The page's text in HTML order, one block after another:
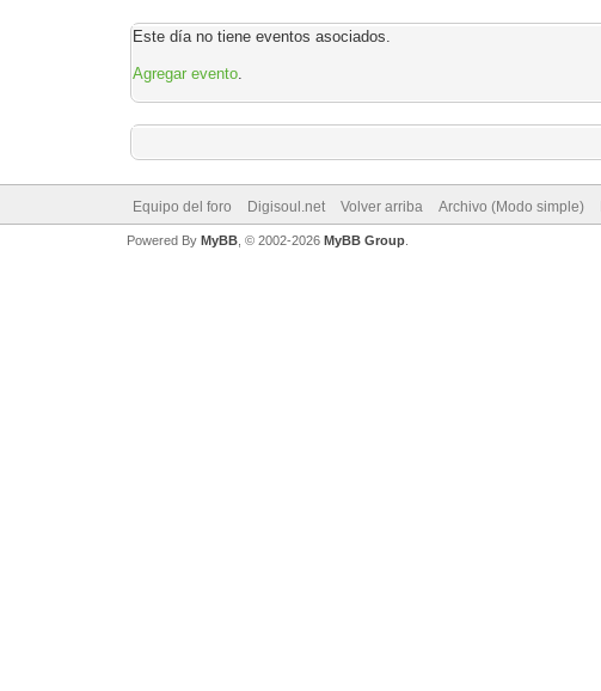
Este día no tiene eventos asociados.
Agregar evento.
Equipo del foro Digisoul.net Volver arriba Archivo (Modo simple)
Powered By MyBB, © 2002-2026 MyBB Group.